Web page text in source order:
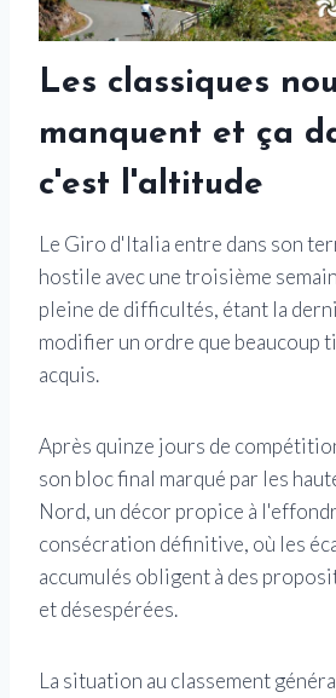
Les classiques
manquent et ça
c'est l'altitude
Le Giro d'Italia entre dans son
hostile avec une troisième
pleine de difficultés, étant la
modifier un ordre que beaucoup
acquis.
Après quinze jours de
son bloc final marqué par les
Nord, un décor propice à
consécration définitive, où les
accumulés obligent à des
et désespérées.
La situation au classement